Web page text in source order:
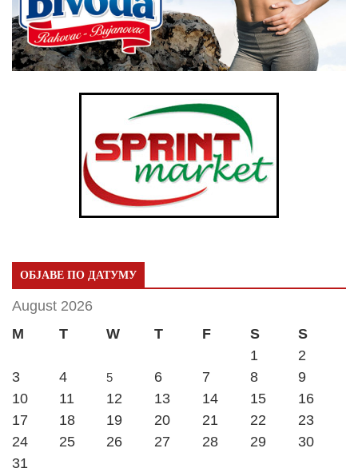
ОБЈАВЕ ПО ДАТУМУ
August 2026
M
T W T F S
S
1
2
3
4 5 6 7 8
9
10
11 12 13 14 15
16
17
18 19 20 21 22
23
24
25 26 27 28 29
30
31